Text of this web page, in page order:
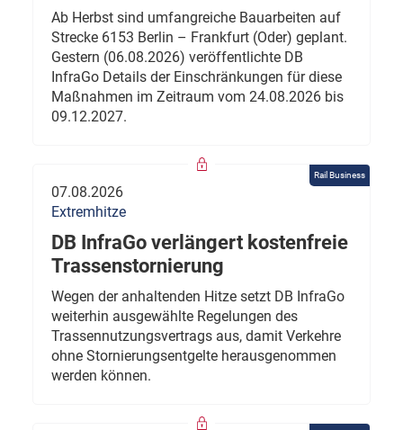
Ab Herbst sind umfangreiche Bauarbeiten auf
Strecke 6153 Berlin – Frankfurt (Oder) geplant.
Gestern (06.08.2026) veröffentlichte DB
InfraGo Details der Einschränkungen für diese
Maßnahmen im Zeitraum vom 24.08.2026 bis
09.12.2027.
Rail Business
07.08.2026
Extremhitze
DB InfraGo verlängert kostenfreie
Trassenstornierung
Wegen der anhaltenden Hitze setzt DB InfraGo
weiterhin ausgewählte Regelungen des
Trassennutzungsvertrags aus, damit Verkehre
ohne Stornierungsentgelte herausgenommen
werden können.